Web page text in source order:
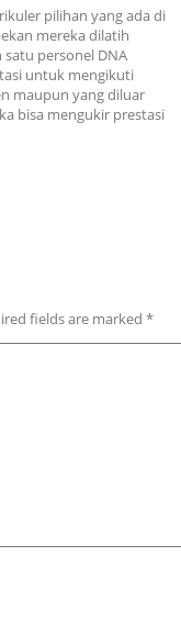
pilihan yang ada di
mereka dilatih
personel DNA
untuk mengikuti
maupun yang diluar
bisa mengukir prestasi
fields are marked *